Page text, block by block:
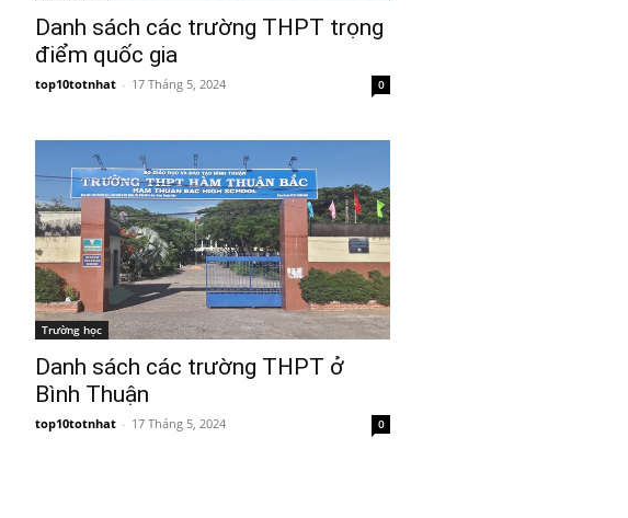
Danh sách các trường THPT trọng
điểm quốc gia
top10totnhat - 17 Tháng 5, 2024 0
Trường học
Danh sách các trường THPT ở
Bình Thuận
top10totnhat - 17 Tháng 5, 2024 0